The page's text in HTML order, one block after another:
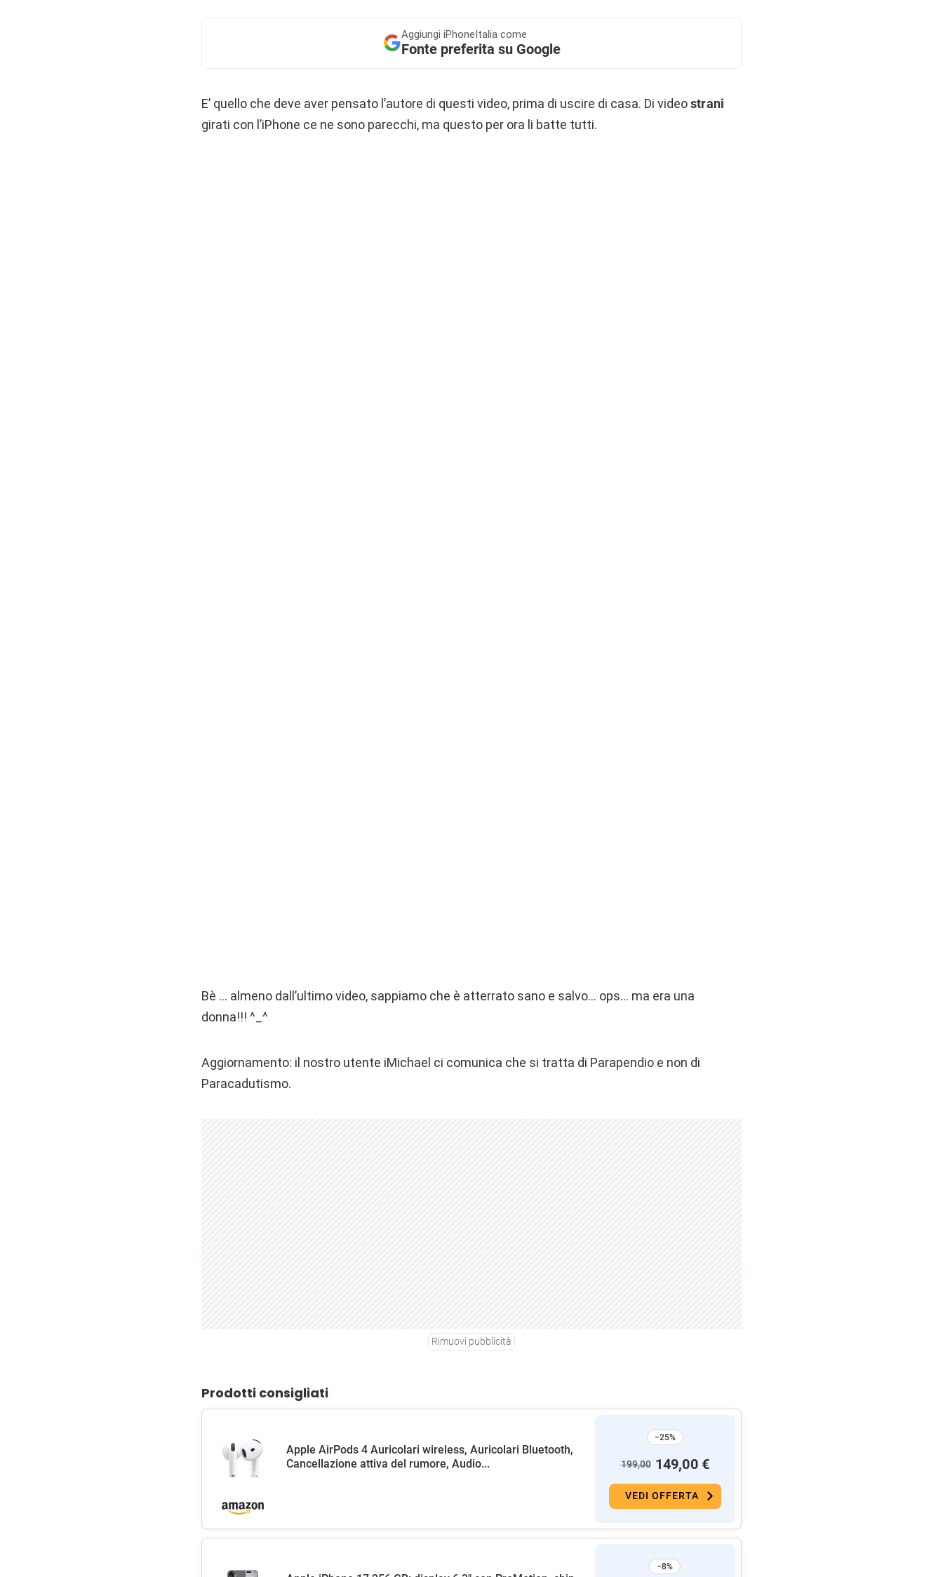
Aggiungi iPhoneItalia come
Fonte preferita su Google
E’ quello che deve aver pensato l’autore di questi video, prima di uscire di casa. Di videostrani
girati con l’iPhone ce ne sono parecchi, ma questo per ora li batte tutti.
Bè … almeno dall’ultimo video, sappiamo che è atterrato sano e salvo… ops… ma era una
donna!!! ^_^
Aggiornamento: il nostro utente iMichael ci comunica che si tratta di Parapendio e non di
Paracadutismo.
Rimuovi pubblicità
Prodotti consigliati
Apple AirPods 4 Auricolari wireless, Auricolari Bluetooth,
Cancellazione attiva del rumore, Audio...
−25%
199,00 149,00 €
VEDI OFFERTA
−8%